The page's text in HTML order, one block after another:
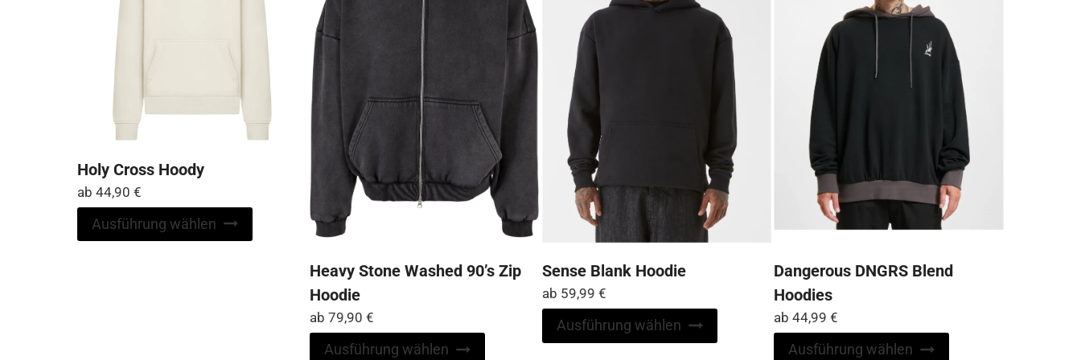
der
Produktseite
gewählt
werden
auf
der
Produktseite
gewählt
werden
Produktseite
gewählt
werden
Holy Cross Hoody
ab 44,90 €
Ausführung wählen
Produkt
Heavy Stone Washed 90’s Zip
Hoodie
ab 79,90 €
Ausführung wählen
Sense Blank Hoodie
ab 59,99 €
Ausführung wählen
Produkt
Dangerous DNGRS Blend
Hoodies
ab44,99€
Ausführung wählen